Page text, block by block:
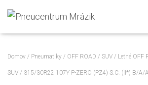
Domov / Pneumatiky / OFF ROAD / SUV / Letné OFF
SUV / 315/30R22 107Y P-ZERO (PZ4) S.C. (II*) B/A/